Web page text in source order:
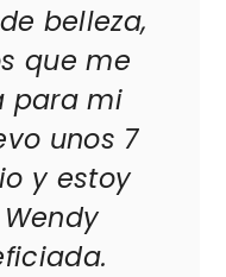
belleza,
que me
para mi
unos 7
y estoy